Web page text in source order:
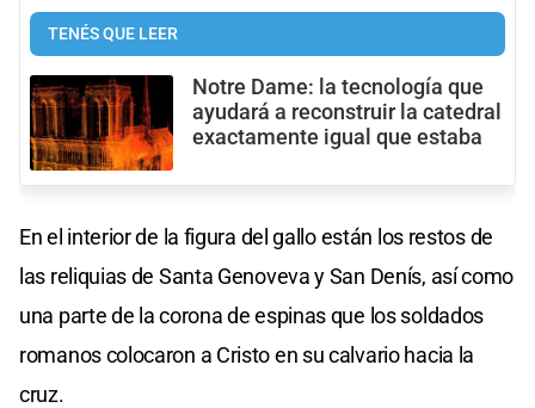
TENÉS QUE LEER
Notre Dame: la tecnología que
ayudará a reconstruir la catedral
exactamente igual que estaba
En el interior de la figura del gallo están los restos de
las reliquias de Santa Genoveva y San Denís, así como
una parte de la corona de espinas que los soldados
romanos colocaron a Cristo en su calvario hacia la
cruz.